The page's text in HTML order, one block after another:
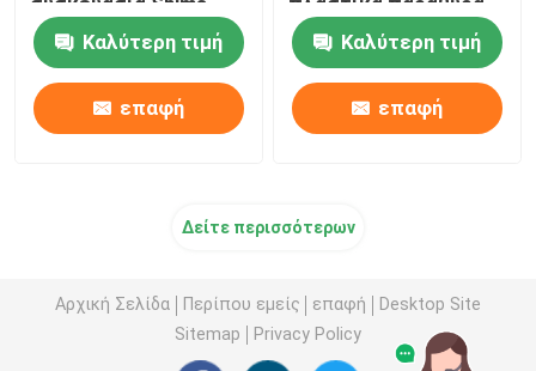
υλικό PP
Καλύτερη τιμή
επαφή
Καλύτερη τιμή
επαφή
Δείτε περισσότερων
Αρχική Σελίδα Περίπου εμείς επαφή
Desktop Site
Sitemap
Privacy Policy